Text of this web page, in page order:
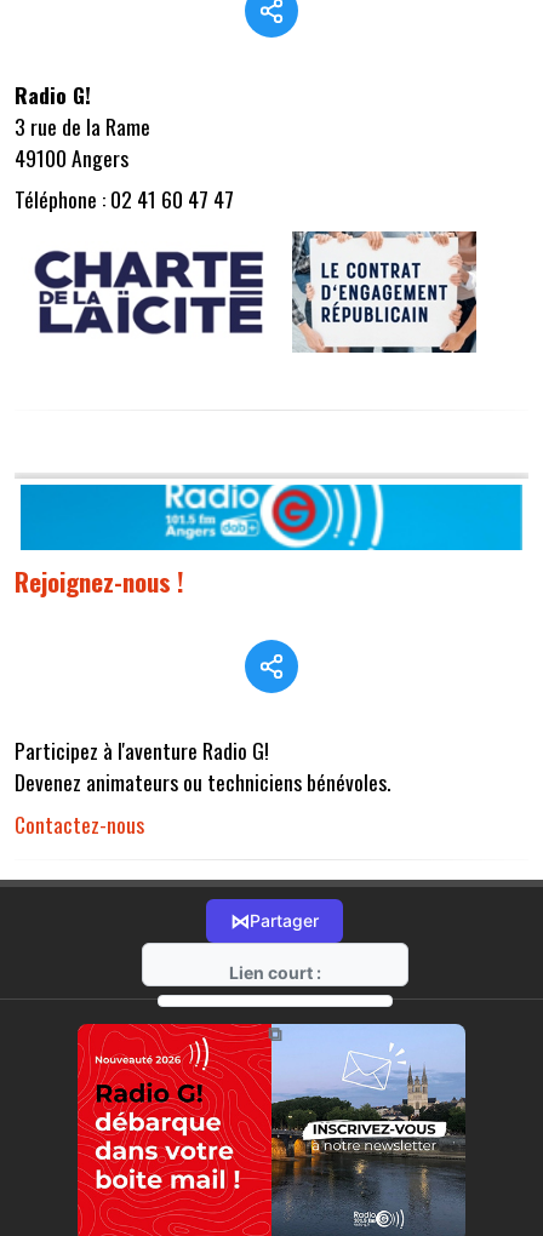
Radio G!
3 rue de la Rame
49100 Angers
Téléphone : 02 41 60 47 47
Rejoignez-nous !
Participez à l'aventure Radio G!
Devenez animateurs ou techniciens bénévoles.
Contactez-nous
⋈Partager
Lien court :
https://radio-g.fr?r32
⧉